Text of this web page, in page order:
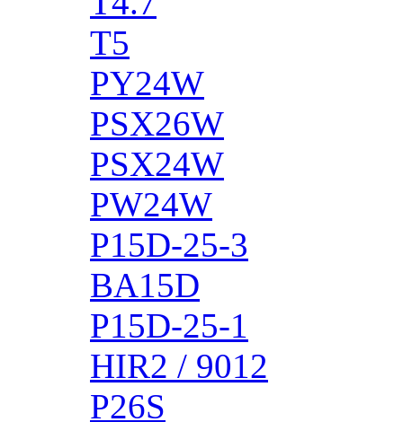
T5
PY24W
PSX26W
PSX24W
PW24W
P15D-25-3
BA15D
P15D-25-1
HIR2 / 9012
P26S